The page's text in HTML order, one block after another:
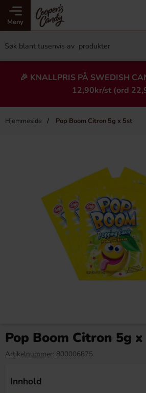
Meny
🎉 KNALLPRIS PÅ SWEDISH
12,90kr/st (ord
Hjemmeside Pop Boom Citron 5g x 5st
Ny!
Pop Boom Citron 5g
Artikelnummer: 800006875
Innhold